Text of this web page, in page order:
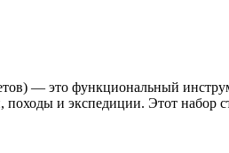
— это функциональный
походы и экспедиции. Этот